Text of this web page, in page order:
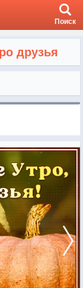
Поиск
друзья